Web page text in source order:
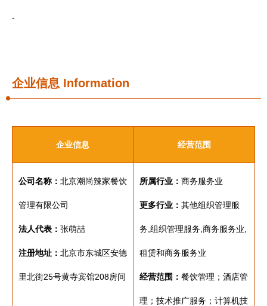
-
企业信息 Information
企业信息 经营范围
公司名称： 北京潮尚辣家餐饮
管理有限公司
法人代表： 张萌喆
注册地址： 北京市东城区安德
里北街25号黄寺宾馆208房间
所属行业： 商务服务业
更多行业： 其他组织管理服
务,组织管理服务,商务服务业,
租赁和商务服务业
经营范围： 餐饮管理；酒店管
理；技术推广服务；计算机技